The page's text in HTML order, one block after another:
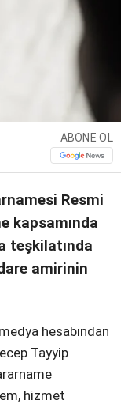
ABONE OL
Resmi
kapsamında
teşkilatında
amirinin
hesabından
Tayyip
hizmet